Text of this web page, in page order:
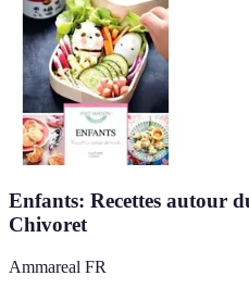
Enfants: Recettes autour
Chivoret
Ammareal FR